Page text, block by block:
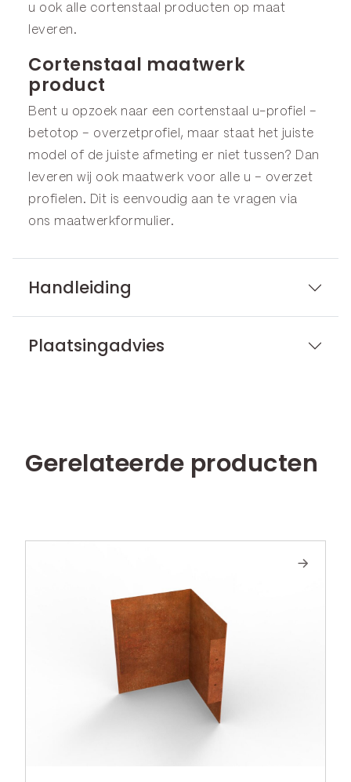
u ook alle cortenstaal producten op maat
leveren.
Cortenstaal maatwerk
product
Bent u opzoek naar een cortenstaal u-profiel –
betotop – overzetprofiel, maar staat het juiste
model of de juiste afmeting er niet tussen? Dan
leveren wij ook maatwerk voor alle u – overzet
profielen. Dit is eenvoudig aan te vragen via
ons maatwerkformulier.
Handleiding
Plaatsingadvies
Gerelateerde producten